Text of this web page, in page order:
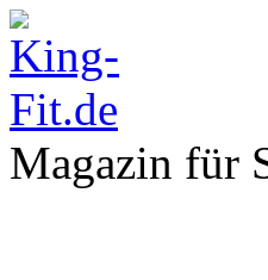
Magazin für